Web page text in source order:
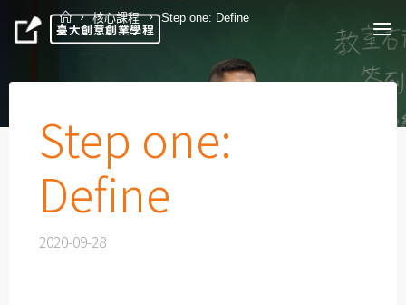
臺大創意創業學程
核心課程 Step one: Define
Step one:
Define
2020-09-28